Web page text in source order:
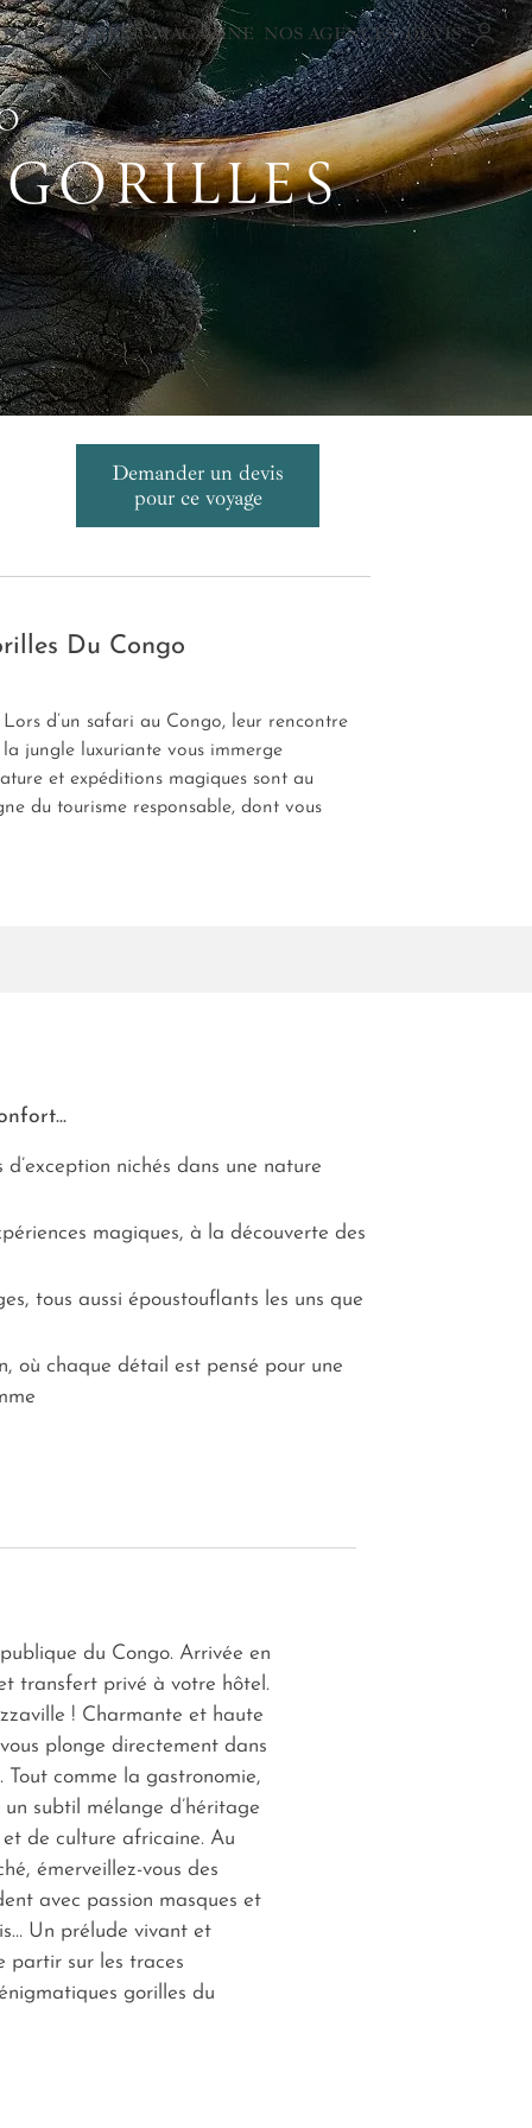
CROISIÈRE MAGAZINE NOS AGENCES DEVIS
Demander un devis
pour ce voyage
Du Congo
d’un safari au Congo, leur rencontre
jungle luxuriante vous immerge
et expéditions magiques sont au
du tourisme responsable, dont vous
nichés dans une nature
magiques, à la découverte des
tous aussi époustouflants les uns que
où chaque détail est pensé pour une
du Congo. Arrivée en
transfert privé à votre hôtel.
! Charmante et haute
plonge directement dans
Tout comme la gastronomie,
un subtil mélange d’héritage
de culture africaine. Au
émerveillez-vous des
avec passion masques et
Un prélude vivant et
partir sur les traces
gorilles du